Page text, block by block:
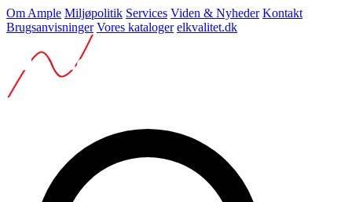
Om Ample Miljøpolitik Services Viden & Nyheder Kontakt
Brugsanvisninger Vores kataloger elkvalitet.dk